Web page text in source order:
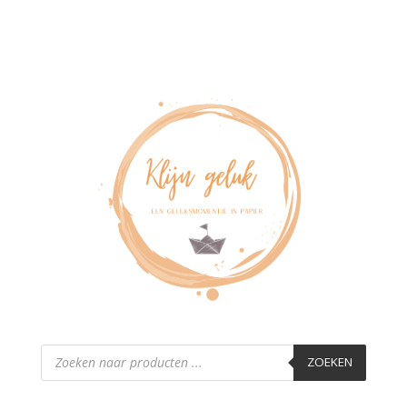
Producten
zoeken ZOEKEN